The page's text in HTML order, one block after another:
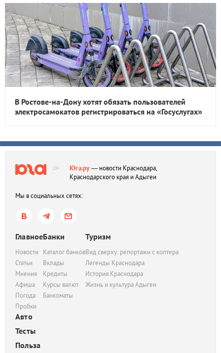
В Ростове-на-Дону хотят обязать пользователей
электросамокатов регистрироваться на «Госуслугах»
18+ Юга.ру— новости Краснодара,
Краснодарского края и Адыгеи
Мы в социальных сетях:
Главное
Новости
Статьи
Мнения
Афиша
Погода
Пробки
Банки
Каталог банков
Вклады
Кредиты
Курсы валют
Банкоматы
Туризм
Вид сверху: репортажи с коптера
Легенды Краснодара
История Краснодара
Жизнь и культура Адыгеи
Авто
Тесты
Польза